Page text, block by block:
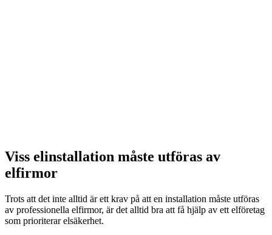
Viss elinstallation måste utföras av
elfirmor
Trots att det inte alltid är ett krav på att en installation måste utföras
av professionella elfirmor, är det alltid bra att få hjälp av ett elföretag
som prioriterar elsäkerhet.